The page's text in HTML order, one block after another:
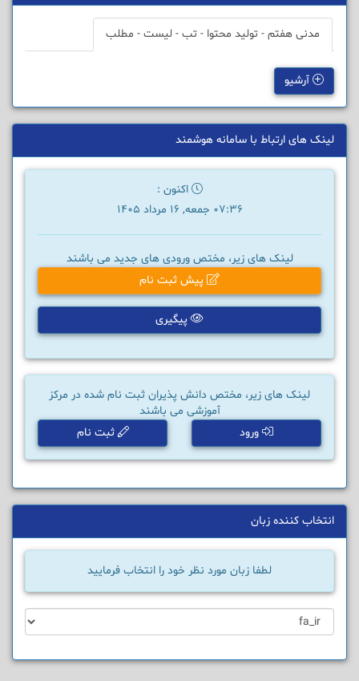
مدنی هفتم - تولید محتوا - تب - لیست - مطلب
آرشیو
لینک های ارتباط با سامانه هوشمند
اکنون :
07:36 جمعه, 16 مرداد 1405
لینک های زیر، مختص ورودی های جدید می باشند
پیش ثبت نام
پیگیری
لینک های زیر، مختص دانش پذیران ثبت نام شده در مرکز
آموزشی می باشند
ورود
ثبت نام
انتخاب کننده زبان
لطفا زبان مورد نظر خود را انتخاب فرمایید